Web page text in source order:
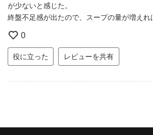
が少ないと感じた。
終盤不足感が出たので、スープの量が増えれ
0
役に立った レビューを共有